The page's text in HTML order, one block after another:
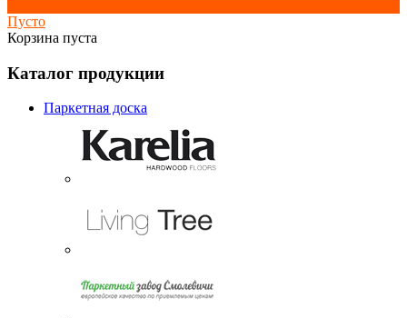
Пусто
Корзина пуста
Каталог продукции
Паркетная доска